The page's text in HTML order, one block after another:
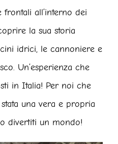
all’interno dei
la sua storia
idrici, le cannoniere e
Un’esperienza che
in Italia! Per noi che
una vera e propria
divertiti un mondo!